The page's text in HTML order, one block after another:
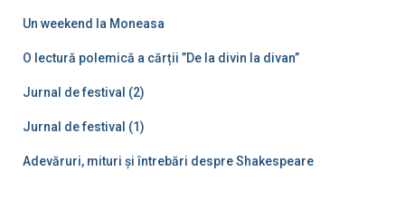
Un weekend la Moneasa
O lectură polemică a cărții ”De la divin la divan”
Jurnal de festival (2)
Jurnal de festival (1)
Adevăruri, mituri și întrebări despre Shakespeare